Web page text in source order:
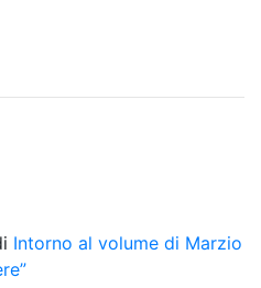
Intorno al volume di Marzio